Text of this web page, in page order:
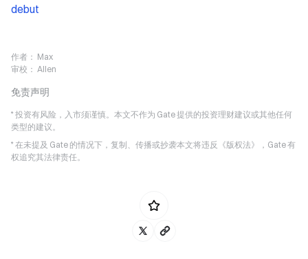
debut
作者： Max
审校： Allen
免责声明
* 投资有风险，入市须谨慎。本文不作为 Gate 提供的投资理财建议或其他任何
类型的建议。
* 在未提及 Gate 的情况下，复制、传播或抄袭本文将违反《版权法》，Gate 有
权追究其法律责任。